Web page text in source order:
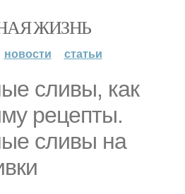
ЖИЗНЬ
новости статьи
сливы, как
рецепты.
сливы на